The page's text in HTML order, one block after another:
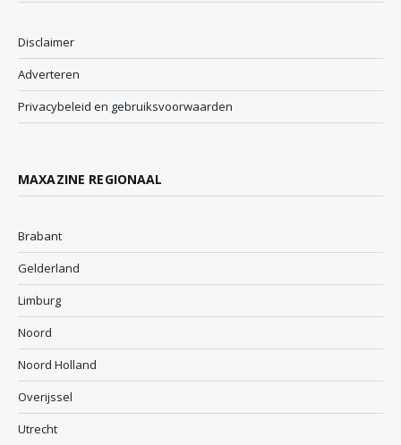
Disclaimer
Adverteren
Privacybeleid en gebruiksvoorwaarden
MAXAZINE REGIONAAL
Brabant
Gelderland
Limburg
Noord
Noord Holland
Overijssel
Utrecht